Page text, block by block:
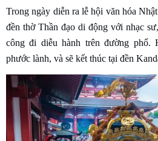
Trong ngày diễn ra lễ hội văn hóa
đền thờ Thần đạo di động với nhạc
công đi diễu hành trên đường phố.
phước lành, và sẽ kết thúc tại đền